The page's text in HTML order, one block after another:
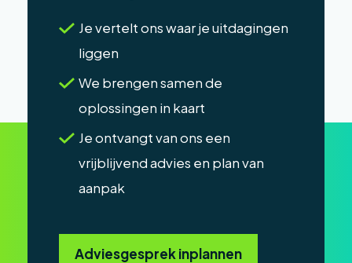
Je vertelt ons waar je uitdagingen
liggen
We brengen samen de
oplossingen in kaart
Je ontvangt van ons een
vrijblijvend advies en plan van
aanpak
Adviesgesprek inplannen